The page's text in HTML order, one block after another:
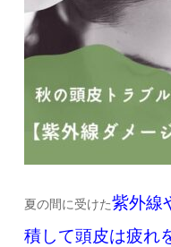
夏の間に受けた紫外線
積して頭皮は疲れ